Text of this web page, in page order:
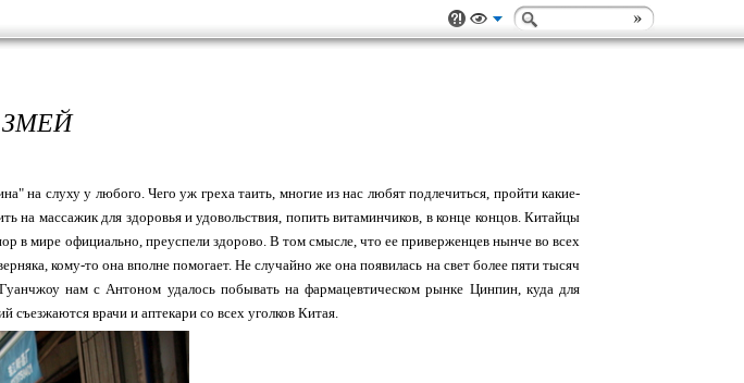
на слуху у любого. Чего уж греха таить, многие из нас любят подлечиться, пройти какие-
на массажик для здоровья и удовольствия, попить витаминчиков, в конце концов. Китайцы
в мире официально, преуспели здорово. В том смысле, что ее приверженцев нынче во всех
кому-то она вполне помогает. Не случайно же она появилась на свет более пяти тысяч
нам с Антоном удалось побывать на фармацевтическом рынке Цинпин, куда для
съезжаются врачи и аптекари со всех уголков Китая.